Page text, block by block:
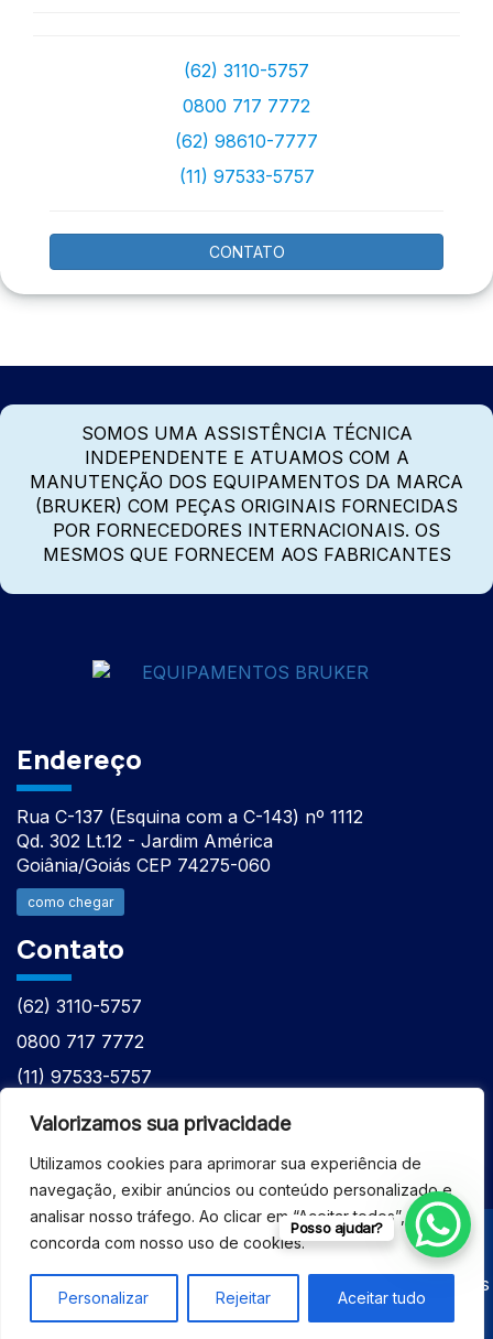
Valorizamos sua privacidade
Utilizamos cookies para aprimorar sua experiência de
navegação, exibir anúncios ou conteúdo personalizado e
analisar nosso tráfego. Ao clicar em “Aceitar todos”, você
concorda com nosso uso de cookies.
Personalizar Rejeitar Aceitar tudo
(62) 3110-5757
0800 717 7772
(62) 98610-7777
(11) 97533-5757
CONTATO
SOMOS UMA ASSISTÊNCIA TÉCNICA
INDEPENDENTE E ATUAMOS COM A
MANUTENÇÃO DOS EQUIPAMENTOS DA MARCA
(BRUKER) COM PEÇAS ORIGINAIS FORNECIDAS
POR FORNECEDORES INTERNACIONAIS. OS
MESMOS QUE FORNECEM AOS FABRICANTES
Endereço
Rua C-137 (Esquina com a C-143) nº 1112
Qd. 302 Lt.12 - Jardim América
Goiânia/Goiás CEP 74275-060
como chegar
Contato
(62) 3110-5757
0800 717 7772
(11) 97533-5757
(62) 98610-7777
© 2026 - ASSISTÊNCIA TÉCNICA ESPECIALIZADA
EQUIPAMENTOS BRUKER - Todos os direitos reservados
Posso ajudar?